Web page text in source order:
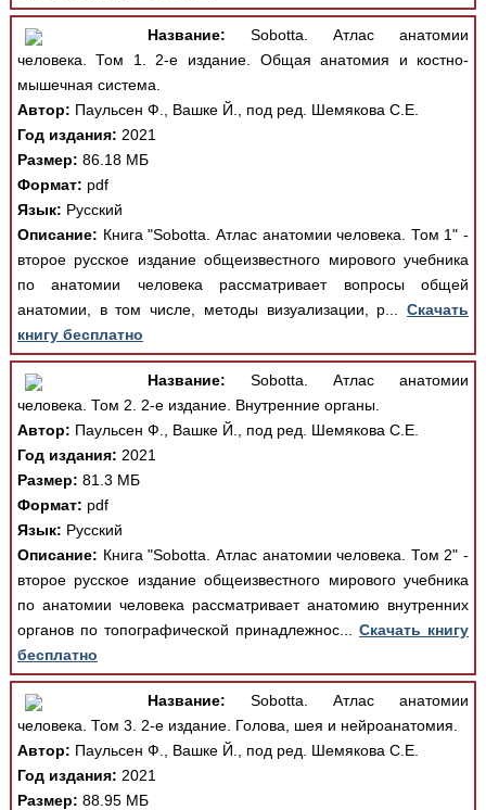
Название: Sobotta. Атлас анатомии
человека. Том 1. 2-е издание. Общая анатомия и костно-
мышечная система.
Автор: Паульсен Ф., Вашке Й., под ред. Шемякова С.Е.
Год издания: 2021
Размер: 86.18 МБ
Формат: pdf
Язык: Русский
Описание: Книга "Sobotta. Атлас анатомии человека. Том 1" -
второе русское издание общеизвестного мирового учебника
по анатомии человека рассматривает вопросы общей
анатомии, в том числе, методы визуализации, р...Скачать
книгу бесплатно
Название: Sobotta. Атлас анатомии
человека. Том 2. 2-е издание. Внутренние органы.
Автор: Паульсен Ф., Вашке Й., под ред. Шемякова С.Е.
Год издания: 2021
Размер: 81.3 МБ
Формат: pdf
Язык: Русский
Описание: Книга "Sobotta. Атлас анатомии человека. Том 2" -
второе русское издание общеизвестного мирового учебника
по анатомии человека рассматривает анатомию внутренних
органов по топографической принадлежнос...Скачать книгу
бесплатно
Название: Sobotta. Атлас анатомии
человека. Том 3. 2-е издание. Голова, шея и нейроанатомия.
Автор: Паульсен Ф., Вашке Й., под ред. Шемякова С.Е.
Год издания: 2021
Размер: 88.95 МБ